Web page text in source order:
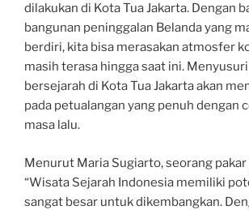
dilakukan di Kota Tua Jakarta. Dengan
bangunan peninggalan Belanda yang
berdiri, kita bisa merasakan atmosfer
masih terasa hingga saat ini.
bersejarah di Kota Tua Jakarta akan
pada petualangan yang penuh dengan
masa lalu.
Menurut Maria Sugiarto, seorang
“Wisata Sejarah Indonesia memiliki
sangat besar untuk dikembangkan.